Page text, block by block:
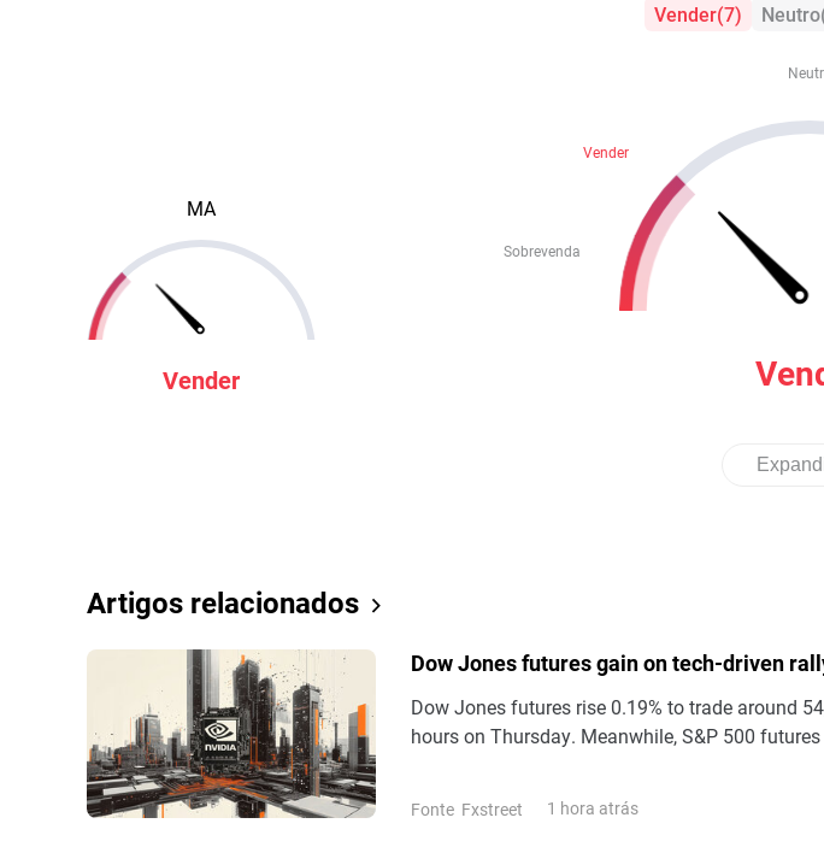
Vender(7) Neutro
MA
Vender
Vender
Sobrevenda
Artigos relacionados
Dow Jones futures gain on tech-driven
Dow Jones futures rise 0.19% to trade around
hours on Thursday. Meanwhile, S&P 500
Fonte Fxstreet 1 hora atrás